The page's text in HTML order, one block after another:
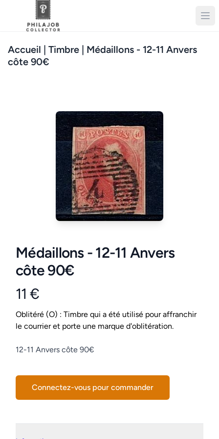
Accueil | Timbre | Médaillons - 12-11 Anvers
côte 90€
Médaillons - 12-11 Anvers
côte 90€
Product information
11 €
Conditions
Oblitéré (O) : Timbre qui a été utilisé pour affranchir
le courrier et porte une marque d'oblitération.
Description
12-11 Anvers côte 90€
Connectez-vous pour commander